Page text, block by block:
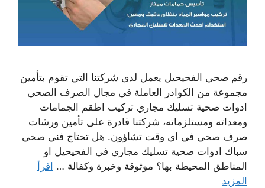
رقم صحي الفحيحيل يعمل لدى شركتنا التي تقوم بتأمين
مجموعة من الكوادر العاملة في مجال الصرف الصحي
ادوات صحية تسليك مجاري تركيب اطقم الجمامات
ومعداته ومستلزماته، شركتنا قادرة على تأمين ورشات
صرف صحي في اي وقت تشاؤون. هل تحتاج فني صحي
سباك ادوات صحية تسليك مجاري في الفحيحيل او
المناطق المحيطة بها؟ موثوقة وخبرة وكفالة … اقرأ
المزيد